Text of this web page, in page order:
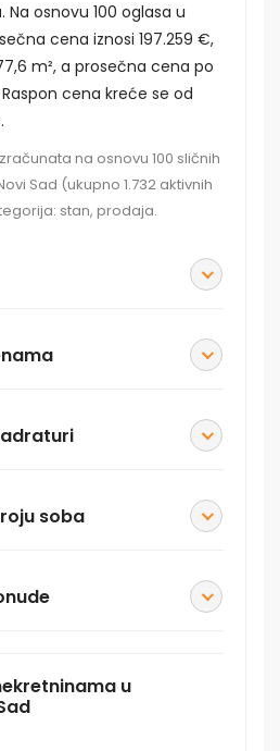
Na osnovu 100 oglasa u
cena iznosi 197.259 €,
m², a prosečna cena po
cena kreće se od
na osnovu 100 sličnih
Sad (ukupno 1.732 aktivnih
stan, prodaja.
soba
u